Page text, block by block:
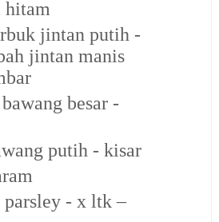
hitam
jintan putih -
jintan manis
besar -
putih - kisar
parsley - x ltk –